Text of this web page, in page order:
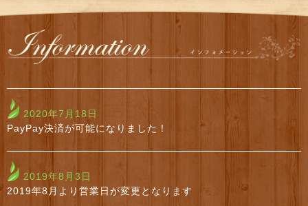
2020年7月18日
PayPay決済が可能になりました！
2019年8月3日
2019年8月より営業日が変更となります